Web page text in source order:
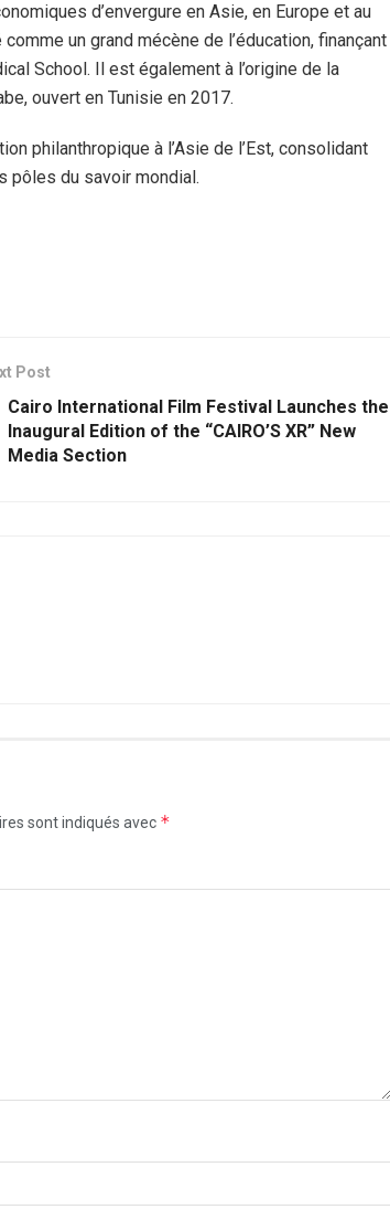
d’envergure en Asie, en Europe et au
un grand mécène de l’éducation, finançant
School. Il est également à l’origine de la
ouvert en Tunisie en 2017.
philanthropique à l’Asie de l’Est, consolidant
pôles du savoir mondial.
Post
Cairo International Film Festival Launches the
Inaugural Edition of the “CAIRO’S XR” New
Media Section
sont indiqués avec *